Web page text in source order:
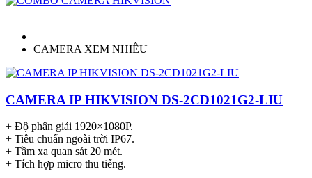
CAMERA XEM NHIỀU
CAMERA IP HIKVISION DS-2CD1021G2-LIU
+ Độ phân giải 1920×1080P.
+ Tiêu chuẩn ngoài trời IP67.
+ Tầm xa quan sát 20 mét.
+ Tích hợp micro thu tiếng.